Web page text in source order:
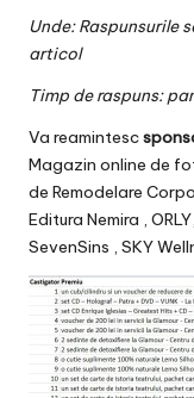
Unde: Raspunsurile
articol
Timp de raspuns:
Va reamintesc
Magazin online de
de Remodelare
Editura Nemira , ORLY,
SevenSins , SKY